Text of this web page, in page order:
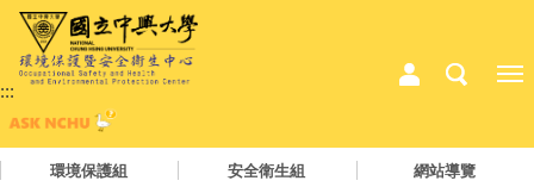
:::
環境保護組 安全衛生組 網站導覽